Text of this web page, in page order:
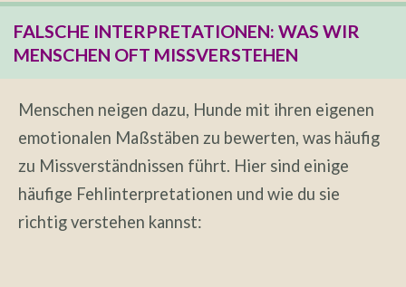
FALSCHE INTERPRETATIONEN: WAS WIR
MENSCHEN OFT MISSVERSTEHEN
Menschen neigen dazu, Hunde mit ihren eigenen
emotionalen Maßstäben zu bewerten, was häufig
zu Missverständnissen führt. Hier sind einige
häufige Fehlinterpretationen und wie du sie
richtig verstehen kannst: